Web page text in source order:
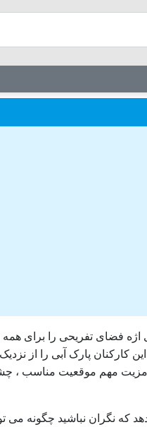
فضای تفریحی را برای همه
کارکنان پارک آبی را از
مهم موقعیت مناسب ،
نگران نباشید چگونه می